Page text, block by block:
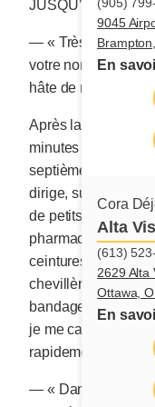
9045
En
Cora
Alta
(613)
2629 Alta
Ottawa,
En
JUSQU’À CENT
— « Très chère
votre nom
hâte de me
Après la
minutes nous
septième ciel. Je
dirige, sur la Rive-
de petits
pharmacies
ceintures
chevillères,
bandages
je me casser la
rapidement?
— « Dame